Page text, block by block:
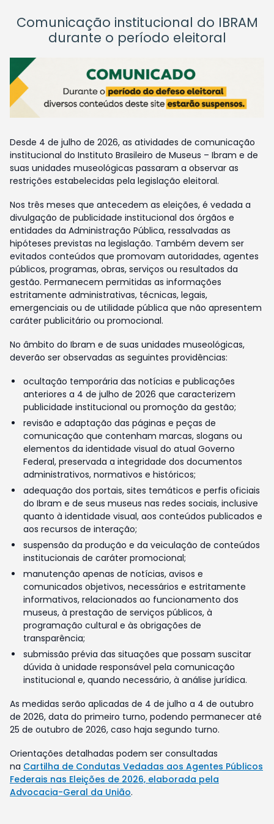
Comunicação institucional do IBRAM
durante o período eleitoral
Desde 4 de julho de 2026, as atividades de comunicação
institucional do Instituto Brasileiro de Museus – Ibram e de
suas unidades museológicas passaram a observar as
restrições estabelecidas pela legislação eleitoral.
Nos três meses que antecedem as eleições, é vedada a
divulgação de publicidade institucional dos órgãos e
entidades da Administração Pública, ressalvadas as
hipóteses previstas na legislação. Também devem ser
evitados conteúdos que promovam autoridades, agentes
públicos, programas, obras, serviços ou resultados da
gestão. Permanecem permitidas as informações
estritamente administrativas, técnicas, legais,
emergenciais ou de utilidade pública que não apresentem
caráter publicitário ou promocional.
No âmbito do Ibram e de suas unidades museológicas,
deverão ser observadas as seguintes providências:
ocultação temporária das notícias e publicações
anteriores a 4 de julho de 2026 que caracterizem
publicidade institucional ou promoção da gestão;
revisão e adaptação das páginas e peças de
comunicação que contenham marcas, slogans ou
elementos da identidade visual do atual Governo
Federal, preservada a integridade dos documentos
administrativos, normativos e históricos;
adequação dos portais, sites temáticos e perfis oficiais
do Ibram e de seus museus nas redes sociais, inclusive
quanto à identidade visual, aos conteúdos publicados e
aos recursos de interação;
suspensão da produção e da veiculação de conteúdos
institucionais de caráter promocional;
manutenção apenas de notícias, avisos e
comunicados objetivos, necessários e estritamente
informativos, relacionados ao funcionamento dos
museus, à prestação de serviços públicos, à
programação cultural e às obrigações de
transparência;
submissão prévia das situações que possam suscitar
dúvida à unidade responsável pela comunicação
institucional e, quando necessário, à análise jurídica.
As medidas serão aplicadas de 4 de julho a 4 de outubro
de 2026, data do primeiro turno, podendo permanecer até
25 de outubro de 2026, caso haja segundo turno.
Orientações detalhadas podem ser consultadas
na Cartilha de Condutas Vedadas aos Agentes Públicos
Federais nas Eleições de 2026, elaborada pela
Advocacia-Geral da União.